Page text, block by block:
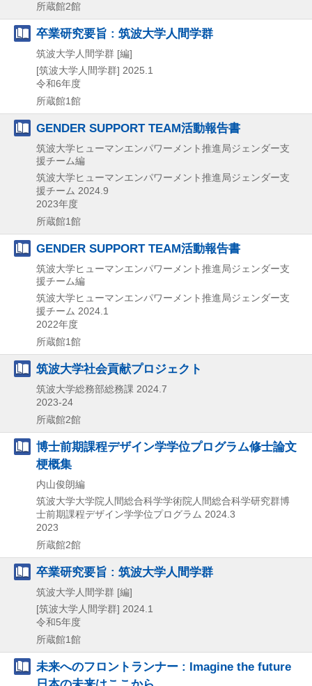
所蔵館2館
卒業研究要旨 : 筑波大学人間学群
筑波大学人間学群 [編]
[筑波大学人間学群] 2025.1
令和6年度
所蔵館1館
GENDER SUPPORT TEAM活動報告書
筑波大学ヒューマンエンパワーメント推進局ジェンダー支
援チーム編
筑波大学ヒューマンエンパワーメント推進局ジェンダー支
援チーム 2024.9
2023年度
所蔵館1館
GENDER SUPPORT TEAM活動報告書
筑波大学ヒューマンエンパワーメント推進局ジェンダー支
援チーム編
筑波大学ヒューマンエンパワーメント推進局ジェンダー支
援チーム 2024.1
2022年度
所蔵館1館
筑波大学社会貢献プロジェクト
筑波大学総務部総務課 2024.7
2023-24
所蔵館2館
博士前期課程デザイン学学位プログラム修士論文
梗概集
内山俊朗編
筑波大学大学院人間総合科学学術院人間総合科学研究群博
士前期課程デザイン学学位プログラム 2024.3
2023
所蔵館2館
卒業研究要旨 : 筑波大学人間学群
筑波大学人間学群 [編]
[筑波大学人間学群] 2024.1
令和5年度
所蔵館1館
未来へのフロントランナー : Imagine the future